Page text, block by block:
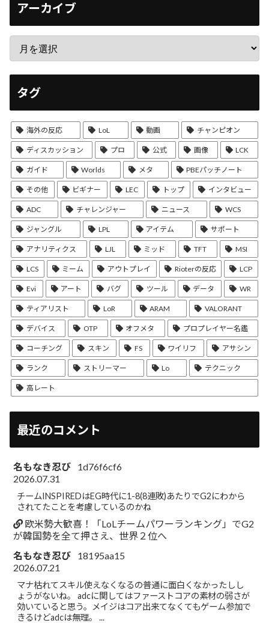
アーカイブ
タグ
海外の反応 LoL 動画 チャンピオン
ディスカッション プロ 公式 画像 LCK
ガイド Worlds メタ PBEパッチノート
その他 ビギナー LEC トップ インタビュー
ADC チャレンジャー ニュース WCS
ジャングル LPL アイテム サポート
アナリティクス LJL ミッド TFT MSI
LCS ミーム アウトプレイ Rioterの反応 LCP
Evi アート バグ ツール データ WR
ティアリスト LoR ARAM VALORANT
デバイス OTP オフメタ プロプレイヤー名鑑
コーチング スキン FS ワイリフ アサシン
ランク ストリーマー Lo テクニック
高レート
最近のコメント
名もなき忍び
1d76f6cf6
2026.07.31
チームINSPIREDはEG時代に1-8(8連敗)あたりでG2にわから
されてたことを考慮しているのかね
欧米勢大歓喜！「LoLチームパワーランキング」でG2
が韓国勢を全て押さえ、世界２位へ
名もなき忍び
18195aa15
2026.07.21
マナ枯れてスキル使えなくなるの普通に面白くなかったしし
ょうがないね。 adcに関してはファーストコアの素材の弱さが
効いていると思う。メイジはコア出来てなくてもゲーム参加で
きるけどadcは無理。 ...